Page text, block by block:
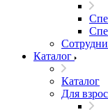
Каталог
Каталог
Для